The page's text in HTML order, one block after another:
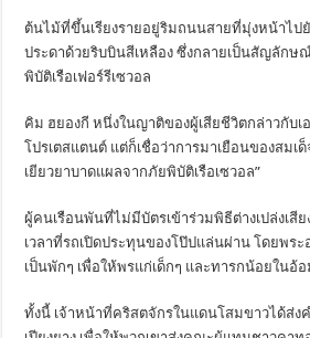
ต้นไม้ที่ขึ้นเรียงรายอยู่ริมถนนสายที่มุ่งหน้าไป
ประดาด้วยริบบินสีเหลือง ซึ่งกลายเป็นสัญลัก
พิบัติเรือเฟอร์รีเซวอล
คิม ฮยองกี หนึ่งในญาติของผู้เสียชีวิตกล่าวกับเ
โปรเตสแตนต์ แต่ก็เชื่อว่าการมาเยือนของสมเ
เยียวยาบาดแผลจากภัยพิบัติเรือเซวอล”
ผู้คนเรือนพันที่ไม่มีบัตรเข้าร่วมพิธีต่างเปล่งเสี
เวลาที่รถเปิดประทุนของโป๊ปแล่นผ่าน โดยพร
เป็นพักๆ เพื่อให้พรแก่เด็กๆ และทารกน้อยในอ้
ทั้งนี้ เจ้าหน้าที่คริสตจักรในแดนโสมขาวได้ส่ง